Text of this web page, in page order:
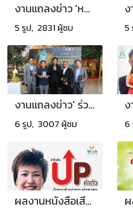
งานแถลงข่าว 'หนังสือหยุดโรคร้าย ด้วยพลังจิตทิพย์'
5 รูป, 2831 ผู้ชม 5
งานแถลงข่าว' ร่วมค้นหาพระพักตร์ของพระพุทธเจ้า ตามประวัติศาสตร์โลก '
6 รูป, 3007 ผู้ชม 6
ผลงานหนังสือเสียง